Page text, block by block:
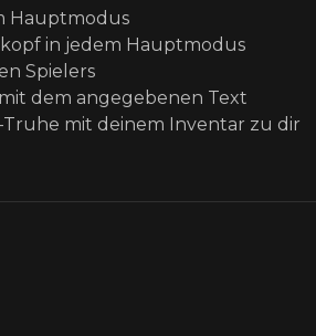
Hauptmodus
in jedem Hauptmodus
Spielers
dem angegebenen Text
mit deinem Inventar zu dir